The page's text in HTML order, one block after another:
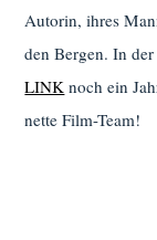
Autorin, ihres
den Bergen. In
LINK noch ein
nette Film-Team!